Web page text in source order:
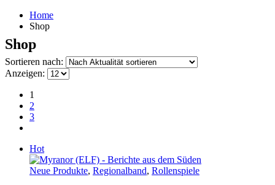
Home
Shop
Shop
Sortieren nach:
Anzeigen:
1
2
3
Hot
Neue Produkte, Regionalband, Rollenspiele